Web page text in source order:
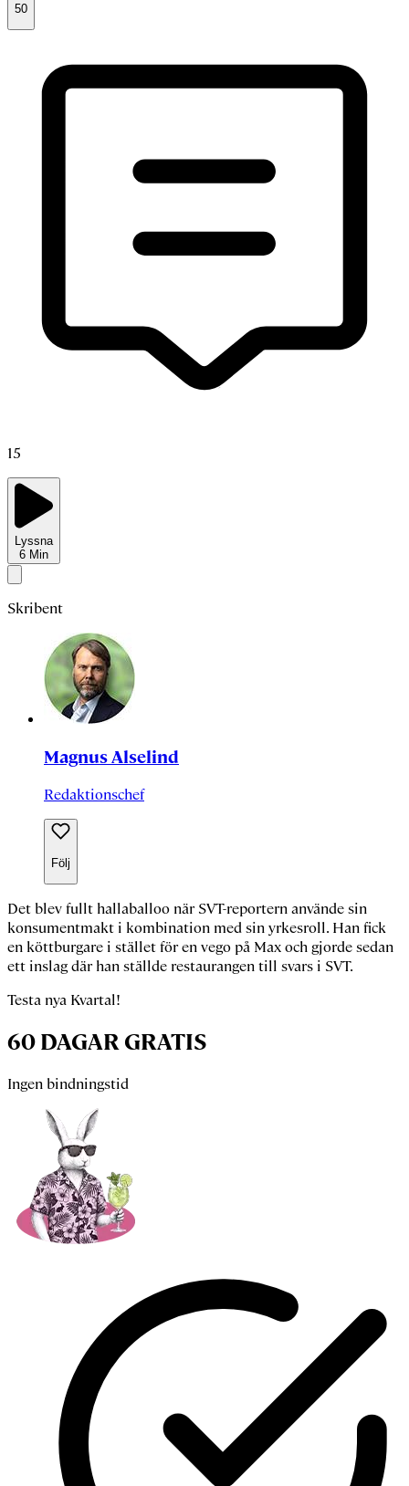
50
15
Lyssna
6 Min
Skribent
Magnus Alselind
Redaktionschef
Följ
Det blev fullt hallaballoo när SVT-reportern använde sin
konsumentmakt i kombination med sin yrkesroll. Han fick
en köttburgare i stället för en vego på Max och gjorde sedan
ett inslag där han ställde restaurangen till svars i SVT.
Testa nya Kvartal!
60 DAGAR GRATIS
Ingen bindningstid